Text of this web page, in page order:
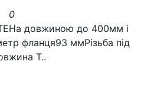
0
довжиною до 400мм і
фланця93 ммРізьба під
Т..